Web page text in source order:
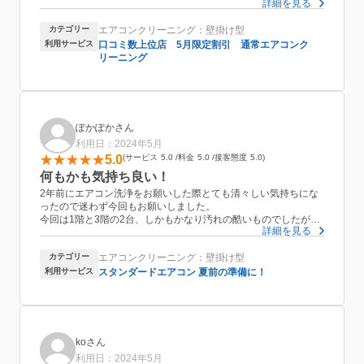
す。また近々リモコンが届き次第そのエアコンのクリーニングも
た！
詳細を見る
カテゴリー エアコンクリーニング：壁掛け型
利用サービス
口コミ数上位店 5月限定割引 通常エアコンク
リーニング
ぽかぽかさん
利用日：2024年5月
5.0 サービス 5.0 料金 5.0 接客態度 5.0
何もかも気持ち良い！
2年前にエアコン洗浄をお願いした際とても清々しい気持ちにな
ったので迷わず今回もお願いしました。
今回は1階と3階の2台、しかもかなり汚れの酷いものでしたがと
ても手際よく、でも丁寧に3時間もかからず作業を終えられまし
れていました。買い換えが必要なフィルターも応急処置を施して
いただき助かりました。室内履きも用意されており、何より爽や
詳細を見る
カテゴリー エアコンクリーニング：壁掛け型
利用サービス スタンダードエアコン 夏前の準備に！
koさん
利用日：2024年5月